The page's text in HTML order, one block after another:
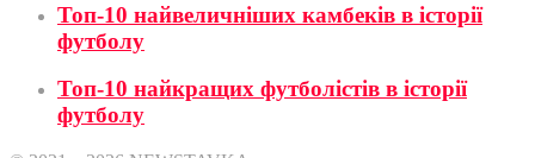
Топ-10 найвеличніших камбеків в історії
футболу
Топ-10 найкращих футболістів в історії
футболу